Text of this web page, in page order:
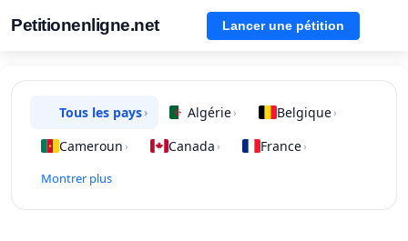
Petitionenligne.net Lancer une pétition
Tous les pays› Algérie› Belgique›
Cameroun › Canada › France›
Montrer plus